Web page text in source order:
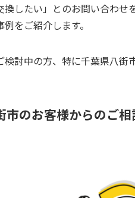
換したい」とのお問い合わ
をご紹介します。
討中の方、特に千葉県八街
のお客様からのご相